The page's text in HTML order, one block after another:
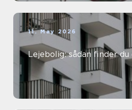
11. May 2026
Lejebolig: sådan finder